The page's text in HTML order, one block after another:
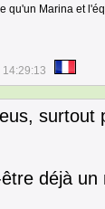
qu'un Marina et
surtout
déjà